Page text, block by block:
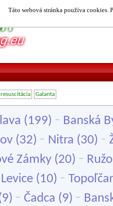
Táto webová stránka používa cookies.
Galanta
(199) - Banská
(32) - Nitra (30) -
Zámky (20) -
Levice (10) -
- Čadca (9) -